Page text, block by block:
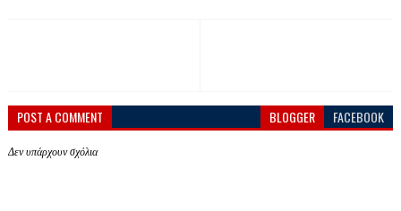
POST A COMMENT BLOGGER FACEBOOK
Δεν υπάρχουν σχόλια